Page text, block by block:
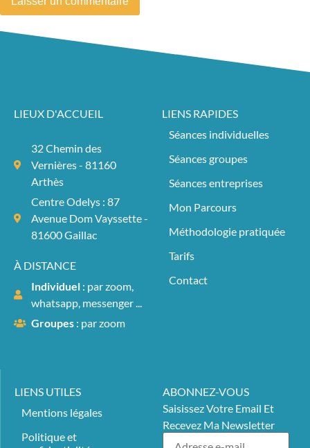
LIEUX D'ACCUEIL
32 Chemin des
Vernières - 81160
Arthès
Centre Odelys : 87
Avenue Dom Vayssette -
81600 Gaillac
À DISTANCE
Individuel: par zoom,
whatsapp, messenger ...
Groupes: par zoom
LIENS RAPIDES
Séances individuelles
Séances groupes
Séances entreprises
Mon Parcours
Méthodologie pratiquée
Tarifs
Contact
LIENS UTILES
Mentions légales
Politique et
ABONNEZ-VOUS
Saisissez Votre Email Et
Recevez Ma Newsletter